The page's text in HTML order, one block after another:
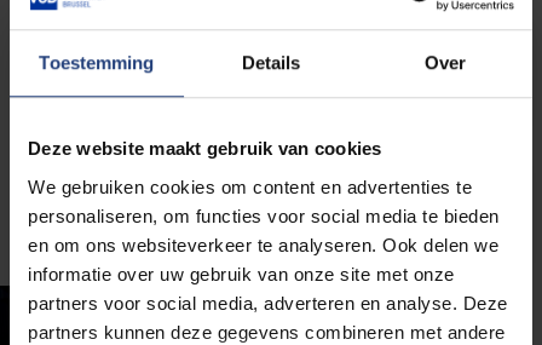
Toestemming Details Over
Deze website maakt gebruik van cookies
We gebruiken cookies om content en advertenties te
personaliseren, om functies voor social media te bieden
en om ons websiteverkeer te analyseren. Ook delen we
informatie over uw gebruik van onze site met onze
partners voor social media, adverteren en analyse. Deze
partners kunnen deze gegevens combineren met andere
Toelatingsvoorwaarden
Onze alumni vertellen